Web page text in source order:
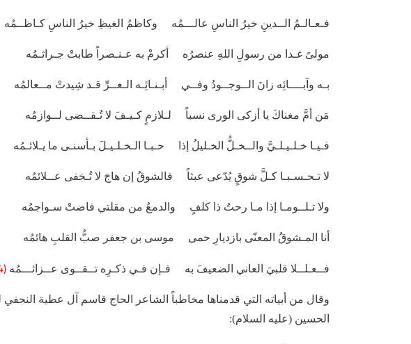
فـعـالـمُ الــدينِ خيرُ الناسِ عالـــمُه وكاظمُ الغيظِ خيرُ الناسِ كـاظــمُه
مولىً غـدا من رسولِ اللهِ عنصرُه أكرمْ به عـنـصراً طابتْ جـراثـمُه
بـه وآبــــائِه زانَ الــوجــودُ وفــي أبـنـائِـه الـغــرِّ قـد شِيدتْ مــعالمُه
مَن أمَّ مغناكَ يا أزكى الورى نسباً لـلازمٍ كـيـفَ لا تُـقــضى لــوازمُه
فـيـا خـلـيـلـيَّ والــخـلُّ الخـليلُ إذا حـبـا الـخـلـيـلَ بـأسنـى ما يـلائـمُه
لا تـحـسـبـا كـلَّ شوقٍ يُدّعى عبثاً فالشوقُ إن هاجَ لا تُـخفى عــلائمُه
ولا تـلــومـا إذا مـا رحتُ ذا كلفٍ والدمعُ من مقلتي فاضتْ سـواجمُه
أنا المـشوقُ المعنّى بازديارِ حمى موسى بن جعفر صبُّ القلبِ هائمُه
فــعـلــلا قلبيَ العاني الضعيفَ به فـإن فـي ذكـرِه تــقــوى عــزائـــمُه (14)
وقال من أبياته التي قدمناها مخاطباً الشاعر الحاج قاسم آل عطية النجفي
الحسين (عليه السلام):